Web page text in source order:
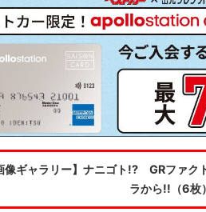
像ギャラリー】ナニゴト!? GRファク
ラから!!（6枚）